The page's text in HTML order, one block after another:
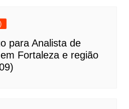
para Analista de
Fortaleza e região